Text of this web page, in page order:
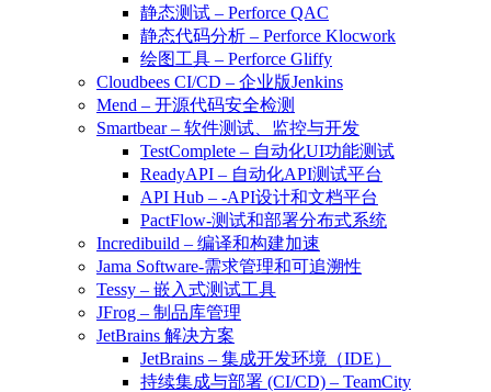
静态测试 – Perforce QAC
静态代码分析 – Perforce Klocwork
绘图工具 – Perforce Gliffy
Cloudbees CI/CD – 企业版Jenkins
Mend – 开源代码安全检测
Smartbear – 软件测试、监控与开发
TestComplete – 自动化UI功能测试
ReadyAPI – 自动化API测试平台
API Hub – -API设计和文档平台
PactFlow-测试和部署分布式系统
Incredibuild – 编译和构建加速
Jama Software-需求管理和可追溯性
Tessy – 嵌入式测试工具
JFrog – 制品库管理
JetBrains 解决方案
JetBrains – 集成开发环境（IDE）
持续集成与部署 (CI/CD) – TeamCity